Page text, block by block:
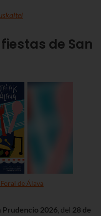
de San
de Álava
Prudencio 2026, del 28 de